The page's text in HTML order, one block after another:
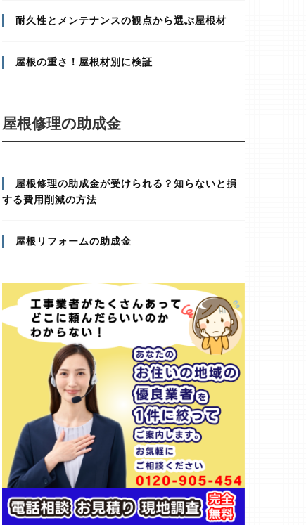
耐久性とメンテナンスの観点から選ぶ屋根材
屋根の重さ！屋根材別に検証
屋根修理の助成金
屋根修理の助成金が受けられる？知らないと損
する費用削減の方法
屋根リフォームの助成金